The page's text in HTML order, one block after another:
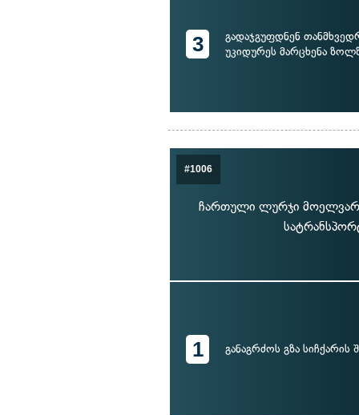
3
გადაჯგუფდნენ
უკიდურეს მარცხენა
#1006
ჩართული ლურჯი მოელვარე
1 განაგრძოს გზა